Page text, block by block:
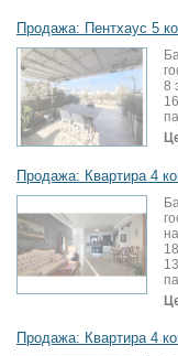
Продажа: Пентхаус 5
8
Продажа: Квартира 4
Продажа: Квартира 4